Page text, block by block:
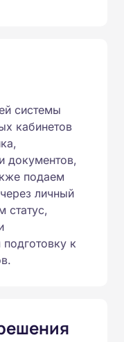
системы
кабинетов
документов,
подаем
личный
статус,
к